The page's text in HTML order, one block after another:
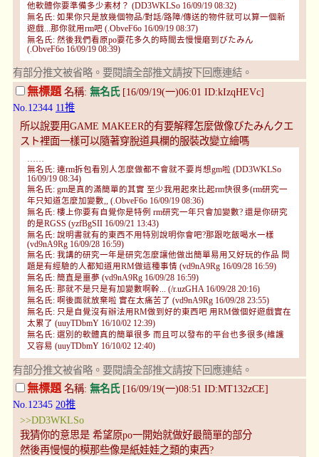
他軟體你要準備多少素材？ (DD3WKLSo 16/09/19 08:32)
無名氏: 如果你只是放幾個物品/對話/路障/傳送的物件就可以算一個新
遊戲...那你就用rm吧 (.ObveF6o 16/09/19 08:37)
無名氏: 然後我們看原po要花多久的時間去慢慢磨到びたみん
(.ObveF6o 16/09/19 08:39)
有部分推文被省略。要閱讀全部推文請按下回應連結。
無標題 名稱: 無名氏[16/09/19(一)06:01 ID:kIzqHEVc]
No.12344 11推
所以說要用GAME MAKEER的有要解釋怎麼做像びたみんクエ
スト裡面一樣可以隨著穿脫道具欄的服裝改變立繪嗎
無名氏: 連rm拆包看別人怎麼做都不會就不要肖想gm啦 (DD3WKLSo
16/09/19 08:34)
無名氏: gm是真的滿簡單的其實 至少我用起來比起rm快很多(rm研究一
年只知道怎麼加變數,, (.ObveF6o 16/09/19 08:36)
無名氏: 樓上你要有自覺你是特例 rm研究一年只會加變數? 還是你研究
的是RGSS (yzfBgSII 16/09/21 13:43)
無名氏: 說明書就有的東西不用特別說明你會吧?那跟吃飯喝水一樣
(vd9nA9Rg 16/09/28 16:59)
無名氏: 我講的研究一年是研究怎麼讓他做出簡單易用又好玩的作品 問
題是有經驗的人都知道用RM做這種事情 (vd9nA9Rg 16/09/28 16:59)
無名氏: 簡直是噩夢 (vd9nA9Rg 16/09/28 16:59)
無名氏: 那就不是只是有加變數啊幹... (/r.uzGHA 16/09/28 20:16)
無名氏: 啊後面就放棄啦 實在太痛苦了 (vd9nA9Rg 16/09/28 23:55)
無名氏: 只是自覺沒有辦法用RM做到好的東西吧 用RM做個好遊戲實在
太累了 (uuyTDbmY 16/10/02 12:39)
無名氏: 選別的軟體真的簡單很多 而且可以發布的平台也多很多(維護
又容易 (uuyTDbmY 16/10/02 12:40)
有部分推文被省略。要閱讀全部推文請按下回應連結。
無標題 名稱: 無名氏[16/09/19(一)08:51 ID:MT132zCE]
No.12345 20推
>>DD3WKLSo
我猜你的意思是 希望原po一開始就做好最簡單的部分
然後再慢慢的模那些像是紙娃娃之類的東西?